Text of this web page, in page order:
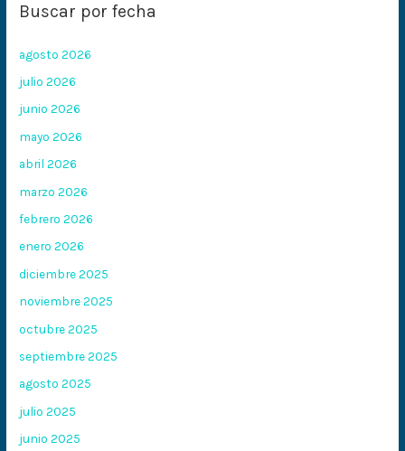
Buscar por fecha
agosto 2026
julio 2026
junio 2026
mayo 2026
abril 2026
marzo 2026
febrero 2026
enero 2026
diciembre 2025
noviembre 2025
octubre 2025
septiembre 2025
agosto 2025
julio 2025
junio 2025